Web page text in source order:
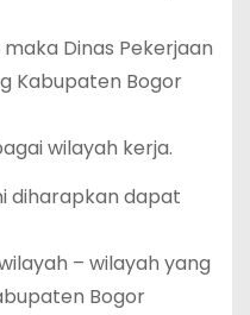
Dinas Pekerjaan
Kabupaten Bogor
wilayah kerja.
diharapkan dapat
– wilayah yang
Bogor